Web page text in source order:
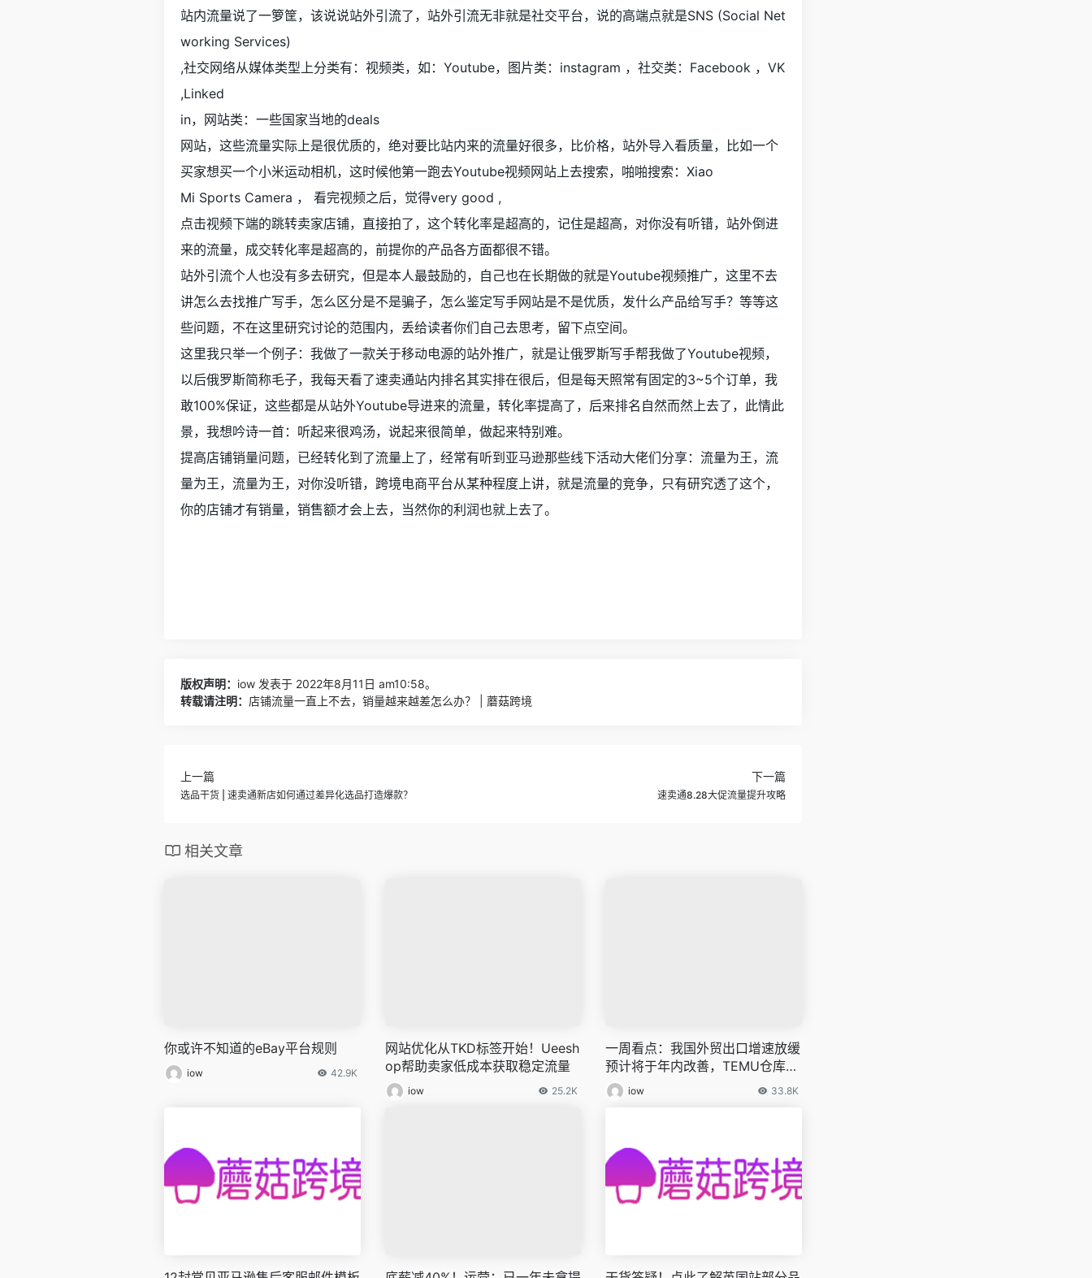
站内流量说了一箩筐，该说说站外引流了，站外引流无非就是社交平台，说的高端点就是SNS (Social Net
working Services)
,社交网络从媒体类型上分类有：视频类，如：Youtube，图片类：instagram ，社交类：Facebook ，VK
,Linked
in，网站类：一些国家当地的deals
网站，这些流量实际上是很优质的，绝对要比站内来的流量好很多，比价格，站外导入看质量，比如一个
买家想买一个小米运动相机，这时候他第一跑去Youtube视频网站上去搜索，啪啪搜索：Xiao
Mi Sports Camera ， 看完视频之后，觉得very good ,
点击视频下端的跳转卖家店铺，直接拍了，这个转化率是超高的，记住是超高，对你没有听错，站外倒进
来的流量，成交转化率是超高的，前提你的产品各方面都很不错。
站外引流个人也没有多去研究，但是本人最鼓励的，自己也在长期做的就是Youtube视频推广，这里不去
讲怎么去找推广写手，怎么区分是不是骗子，怎么鉴定写手网站是不是优质，发什么产品给写手？等等这
些问题，不在这里研究讨论的范围内，丢给读者你们自己去思考，留下点空间。
这里我只举一个例子：我做了一款关于移动电源的站外推广，就是让俄罗斯写手帮我做了Youtube视频，
以后俄罗斯简称毛子，我每天看了速卖通站内排名其实排在很后，但是每天照常有固定的3~5个订单，我
敢100%保证，这些都是从站外Youtube导进来的流量，转化率提高了，后来排名自然而然上去了，此情此
景，我想吟诗一首：听起来很鸡汤，说起来很简单，做起来特别难。
提高店铺销量问题，已经转化到了流量上了，经常有听到亚马逊那些线下活动大佬们分享：流量为王，流
量为王，流量为王，对你没听错，跨境电商平台从某种程度上讲，就是流量的竞争，只有研究透了这个，
你的店铺才有销量，销售额才会上去，当然你的利润也就上去了。
版权声明： iow 发表于 2022年8月11日 am10:58。
转载请注明： 店铺流量一直上不去，销量越来越差怎么办？ | 蘑菇跨境
上一篇
选品干货 | 速卖通新店如何通过差异化选品打造爆款？
下一篇
速卖通8.28大促流量提升攻略
相关文章
你或许不知道的eBay平台规则
iow 42.9K
网站优化从TKD标签开始！Ueesh
op帮助卖家低成本获取稳定流量
iow 25.2K
一周看点：我国外贸出口增速放缓
预计将于年内改善，TEMU仓库爆
仓暂停收货
iow 33.8K